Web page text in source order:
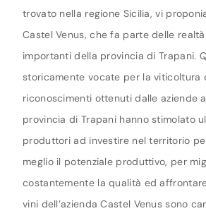
trovato nella regione Sicilia, vi
Castel Venus, che fa parte delle
importanti della provincia di Trapani.
storicamente vocate per la viticoltura
riconoscimenti ottenuti dalle aziende
provincia di Trapani hanno stimolato
produttori ad investire nel territorio
meglio il potenziale produttivo, per
costantemente la qualità ed
vini dell’azienda Castel Venus sono